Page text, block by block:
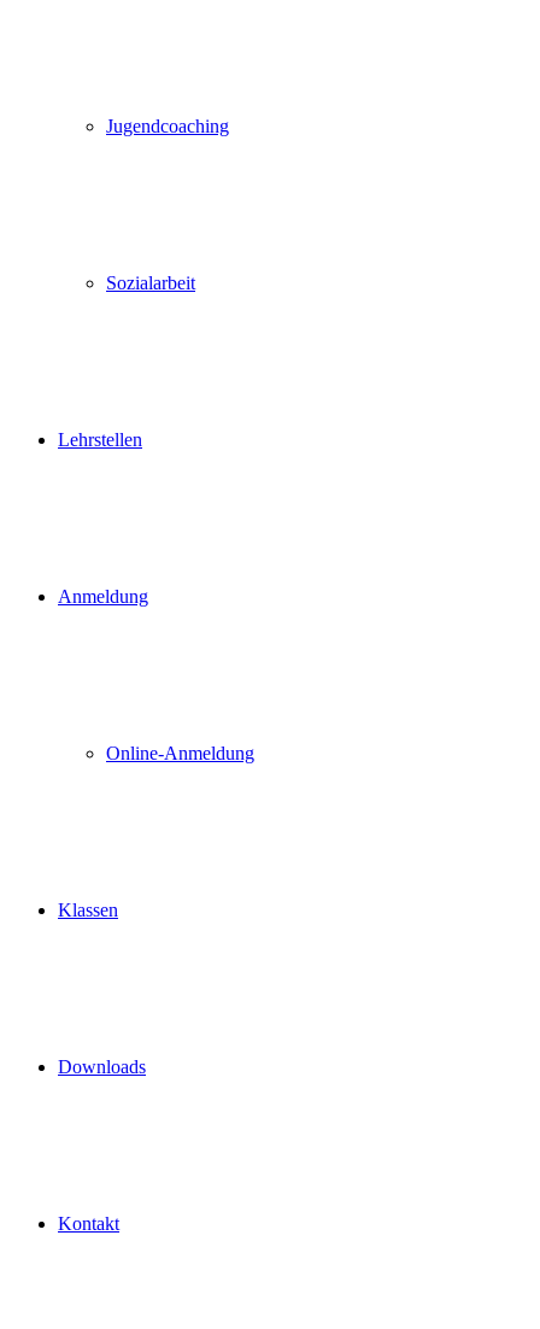
Jugendcoaching
Sozialarbeit
Lehrstellen
Anmeldung
Online-Anmeldung
Klassen
Downloads
Kontakt